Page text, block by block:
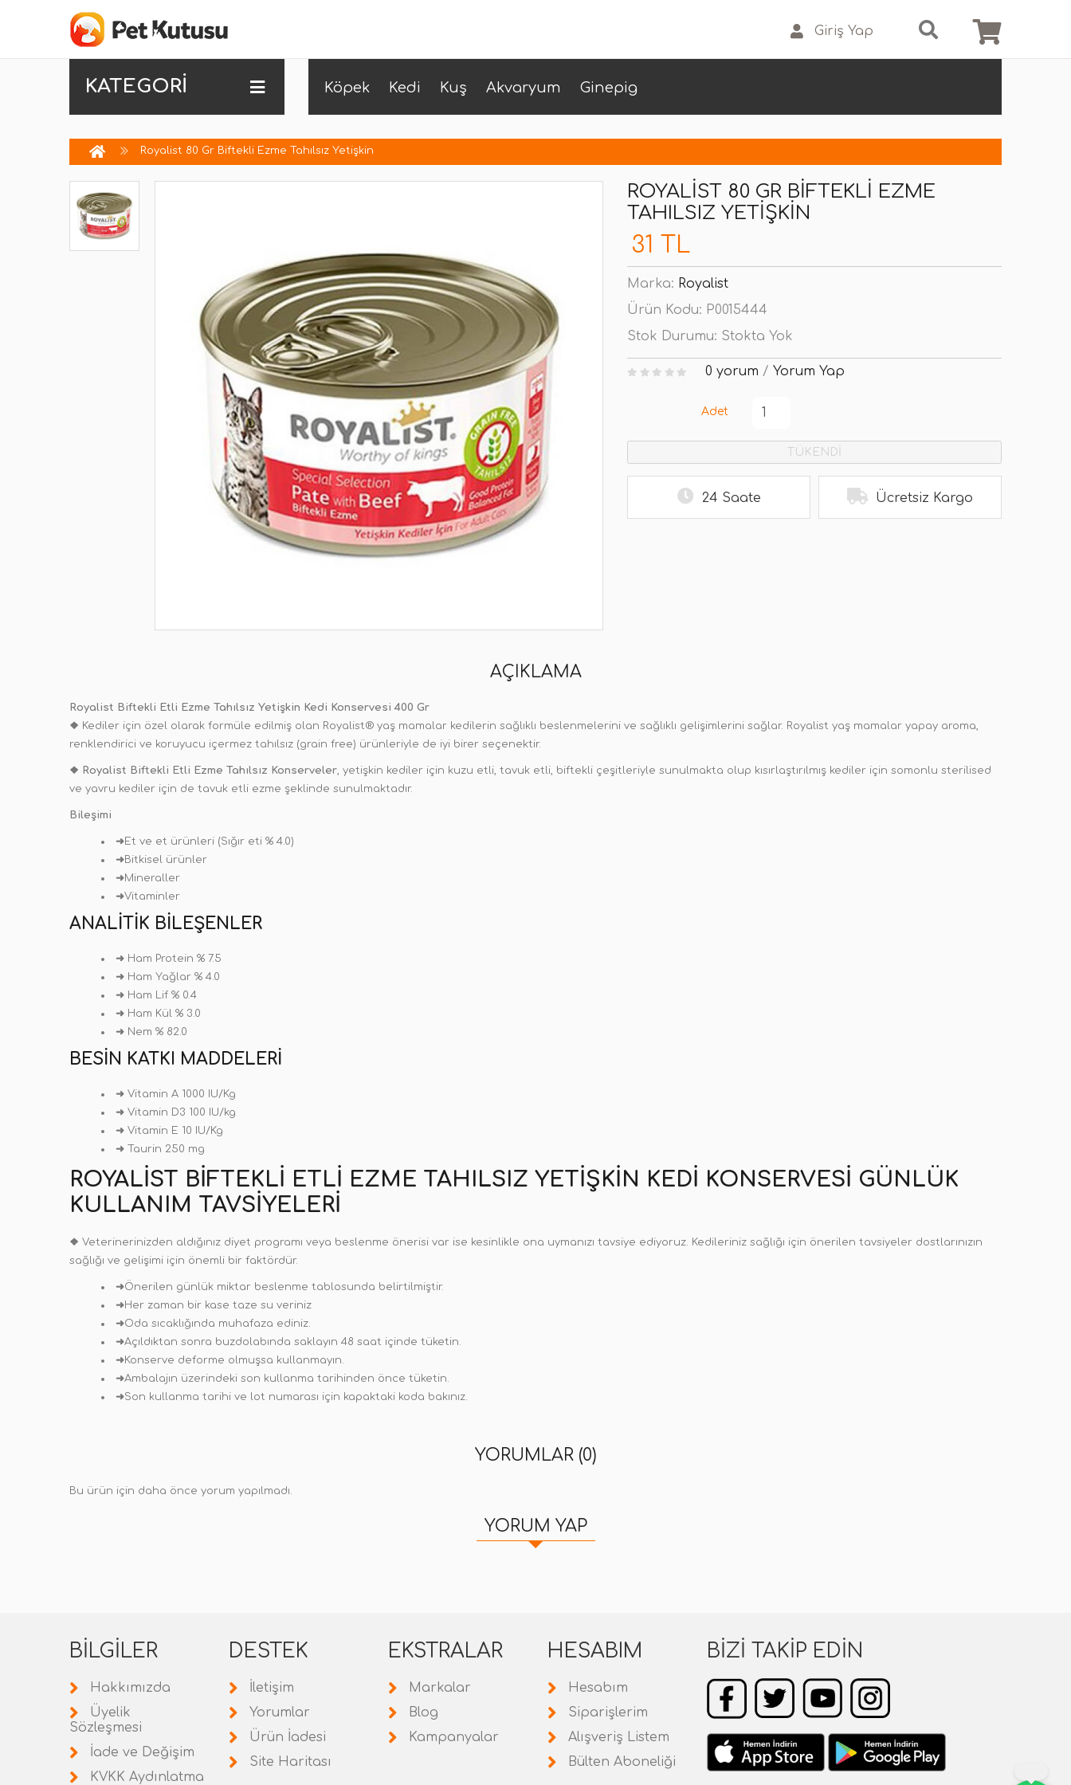
Giriş Yap
KATEGORİ Köpek Kedi Kuş Akvaryum Ginepig
Royalist 80 Gr Biftekli Ezme Tahılsız Yetişkin
ROYALIST 80 GR BIFTEKLI EZME
TAHILSIZ YETIŞKIN
31 TL
Marka: Royalist
Ürün Kodu: P0015444
Stok Durumu: Stokta Yok
0 yorum / Yorum Yap
Adet
TÜKENDİ
24 Saate Ücretsiz Kargo
AÇIKLAMA
Royalist Biftekli Etli Ezme Tahılsız Yetişkin Kedi Konservesi 400 Gr
❖ Kediler için özel olarak formüle edilmiş olan Royalist® yaş mamalar kedilerin sağlıklı beslenmelerini ve sağlıklı gelişimlerini sağlar. Royalist yaş mamalar yapay aroma,
renklendirici ve koruyucu içermez tahılsız (grain free) ürünleriyle de iyi birer seçenektir.
❖ Royalist Biftekli Etli Ezme Tahılsız Konserveler, yetişkin kediler için kuzu etli, tavuk etli, biftekli çeşitleriyle sunulmakta olup kısırlaştırılmış kediler için somonlu sterilised
ve yavru kediler için de tavuk etli ezme şeklinde sunulmaktadır.
Bileşimi
➜Et ve et ürünleri (Sığır eti % 4.0)
➜Bitkisel ürünler
➜Mineraller
➜Vitaminler
ANALITIK BILEŞENLER
➜ Ham Protein % 7.5
➜ Ham Yağlar % 4.0
➜ Ham Lif % 0.4
➜ Ham Kül % 3.0
➜ Nem % 82.0
BESIN KATKI MADDELERI
➜ Vitamin A 1000 IU/Kg
➜ Vitamin D3 100 IU/kg
➜ Vitamin E 10 IU/Kg
➜ Taurin 250 mg
ROYALIST BIFTEKLI ETLI EZME TAHILSIZ YETIŞKIN KEDI KONSERVESI GÜNLÜK
KULLANIM TAVSIYELERI
❖ Veterinerinizden aldığınız diyet programı veya beslenme önerisi var ise kesinlikle ona uymanızı tavsiye ediyoruz. Kedileriniz sağlığı için önerilen tavsiyeler dostlarınızın
sağlığı ve gelişimi için önemli bir faktördür.
➜Önerilen günlük miktar beslenme tablosunda belirtilmiştir.
➜Her zaman bir kase taze su veriniz
➜Oda sıcaklığında muhafaza ediniz.
➜Açıldıktan sonra buzdolabında saklayın 48 saat içinde tüketin.
➜Konserve deforme olmuşsa kullanmayın.
➜Ambalajın üzerindeki son kullanma tarihinden önce tüketin.
➜Son kullanma tarihi ve lot numarası için kapaktaki koda bakınız.
YORUMLAR (0)
Bu ürün için daha önce yorum yapılmadı.
YORUM YAP
BILGILER
Hakkımızda
Üyelik
Sözleşmesi
İade ve Değişim
KVKK Aydınlatma
DESTEK
İletişim
Yorumlar
Ürün İadesi
Site Haritası
EKSTRALAR
Markalar
Blog
Kampanyalar
HESABIM
Hesabım
Siparişlerim
Alışveriş Listem
Bülten Aboneliği
BIZI TAKIP EDIN